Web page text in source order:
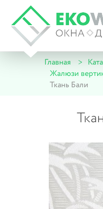
Главная
Жалюзи
Ткань Бали